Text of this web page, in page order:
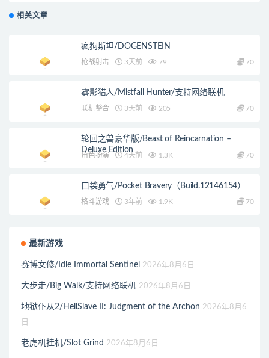
相关文章
疯狗斯坦/DOGENSTEIN
枪战射击 3天前 79 70
雾影猎人/Mistfall Hunter/支持网络联机
联机整合 3天前 205 70
轮回之兽豪华版/Beast of Reincarnation –
Deluxe Edition
角色扮演 4天前 1.3K 70
口袋勇气/Pocket Bravery（Build.12146154）
格斗游戏 3年前 1.9K 70
最新游戏
赛博女修/Idle Immortal Sentinel 2026年8月6日
大步走/Big Walk/支持网络联机 2026年8月6日
地狱仆从2/HellSlave II: Judgment of the Archon 2026年8月6
日
老虎机挂机/Slot Grind 2026年8月6日